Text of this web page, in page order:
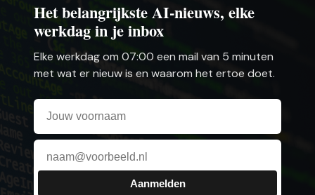
Het belangrijkste AI-nieuws, elke
werkdag in je inbox
Elke werkdag om 07:00 een mail van 5 minuten
met wat er nieuw is en waarom het ertoe doet.
Aanmelden